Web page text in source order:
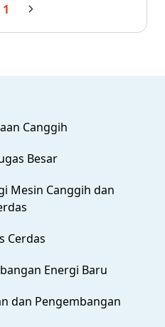
1
Canggih
Besar
Mesin Canggih dan
Cerdas
Energi Baru
dan Pengembangan